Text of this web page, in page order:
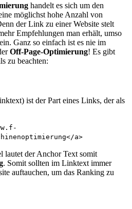
handelt es sich um den
möglichst hohe Anzahl von
der Link zu einer Website stelt
Empfehlungen man erhält, umso
Ganz so einfach ist es nie im
Off-Page-Optimierung! Es gibt
zu beachten:
ist der Part eines Links, der als
a>
lautet der Anchor Text somit
. Somit sollten im Linktext immer
auftauchen, um das Ranking zu